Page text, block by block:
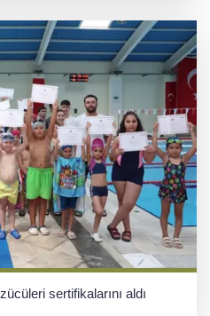
sertifikalarını aldı